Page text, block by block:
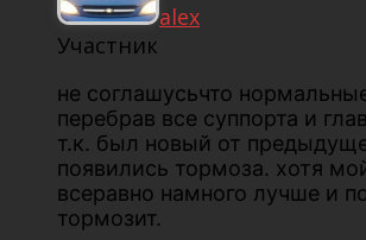
alex
Участник
не соглашусьчто
перебрав все суппорта и
т.к. был новый от
появились тормоза. хотя
всеравно намного лучше и
тормозит.